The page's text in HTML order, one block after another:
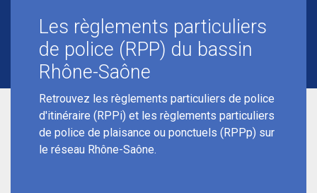
Les règlements particuliers
de police (RPP) du bassin
Rhône-Saône
Retrouvez les règlements particuliers de police
d'itinéraire (RPPi) et les règlements particuliers
de police de plaisance ou ponctuels (RPPp) sur
le réseau Rhône-Saône.